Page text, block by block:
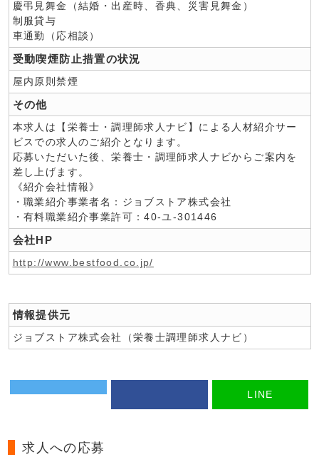
慶弔⾒舞⾦（結婚・出産時、⾹典、災害⾒舞⾦）
制服貸与
車通勤（応相談）
受動喫煙防止措置の状況
屋内原則禁煙
その他
本求人は【栄養士・調理師求人ナビ】による人材紹介サー
ビスでの求人のご紹介となります。
応募いただいた後、栄養士・調理師求人ナビからご案内を
差し上げます。
《紹介会社情報》
・職業紹介事業者名：ジョブストア株式会社
・有料職業紹介事業許可：40-ユ-301446
会社HP
http://www.bestfood.co.jp/
情報提供元
ジョブストア株式会社（栄養士調理師求人ナビ）
LINE
求人への応募